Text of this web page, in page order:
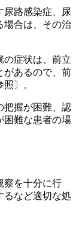
路感染症、尿
場合は、その治
症状は、前立
があるので、前
〕。
握が困難、認
困難な患者の場
察を十分に行
るなど適切な処